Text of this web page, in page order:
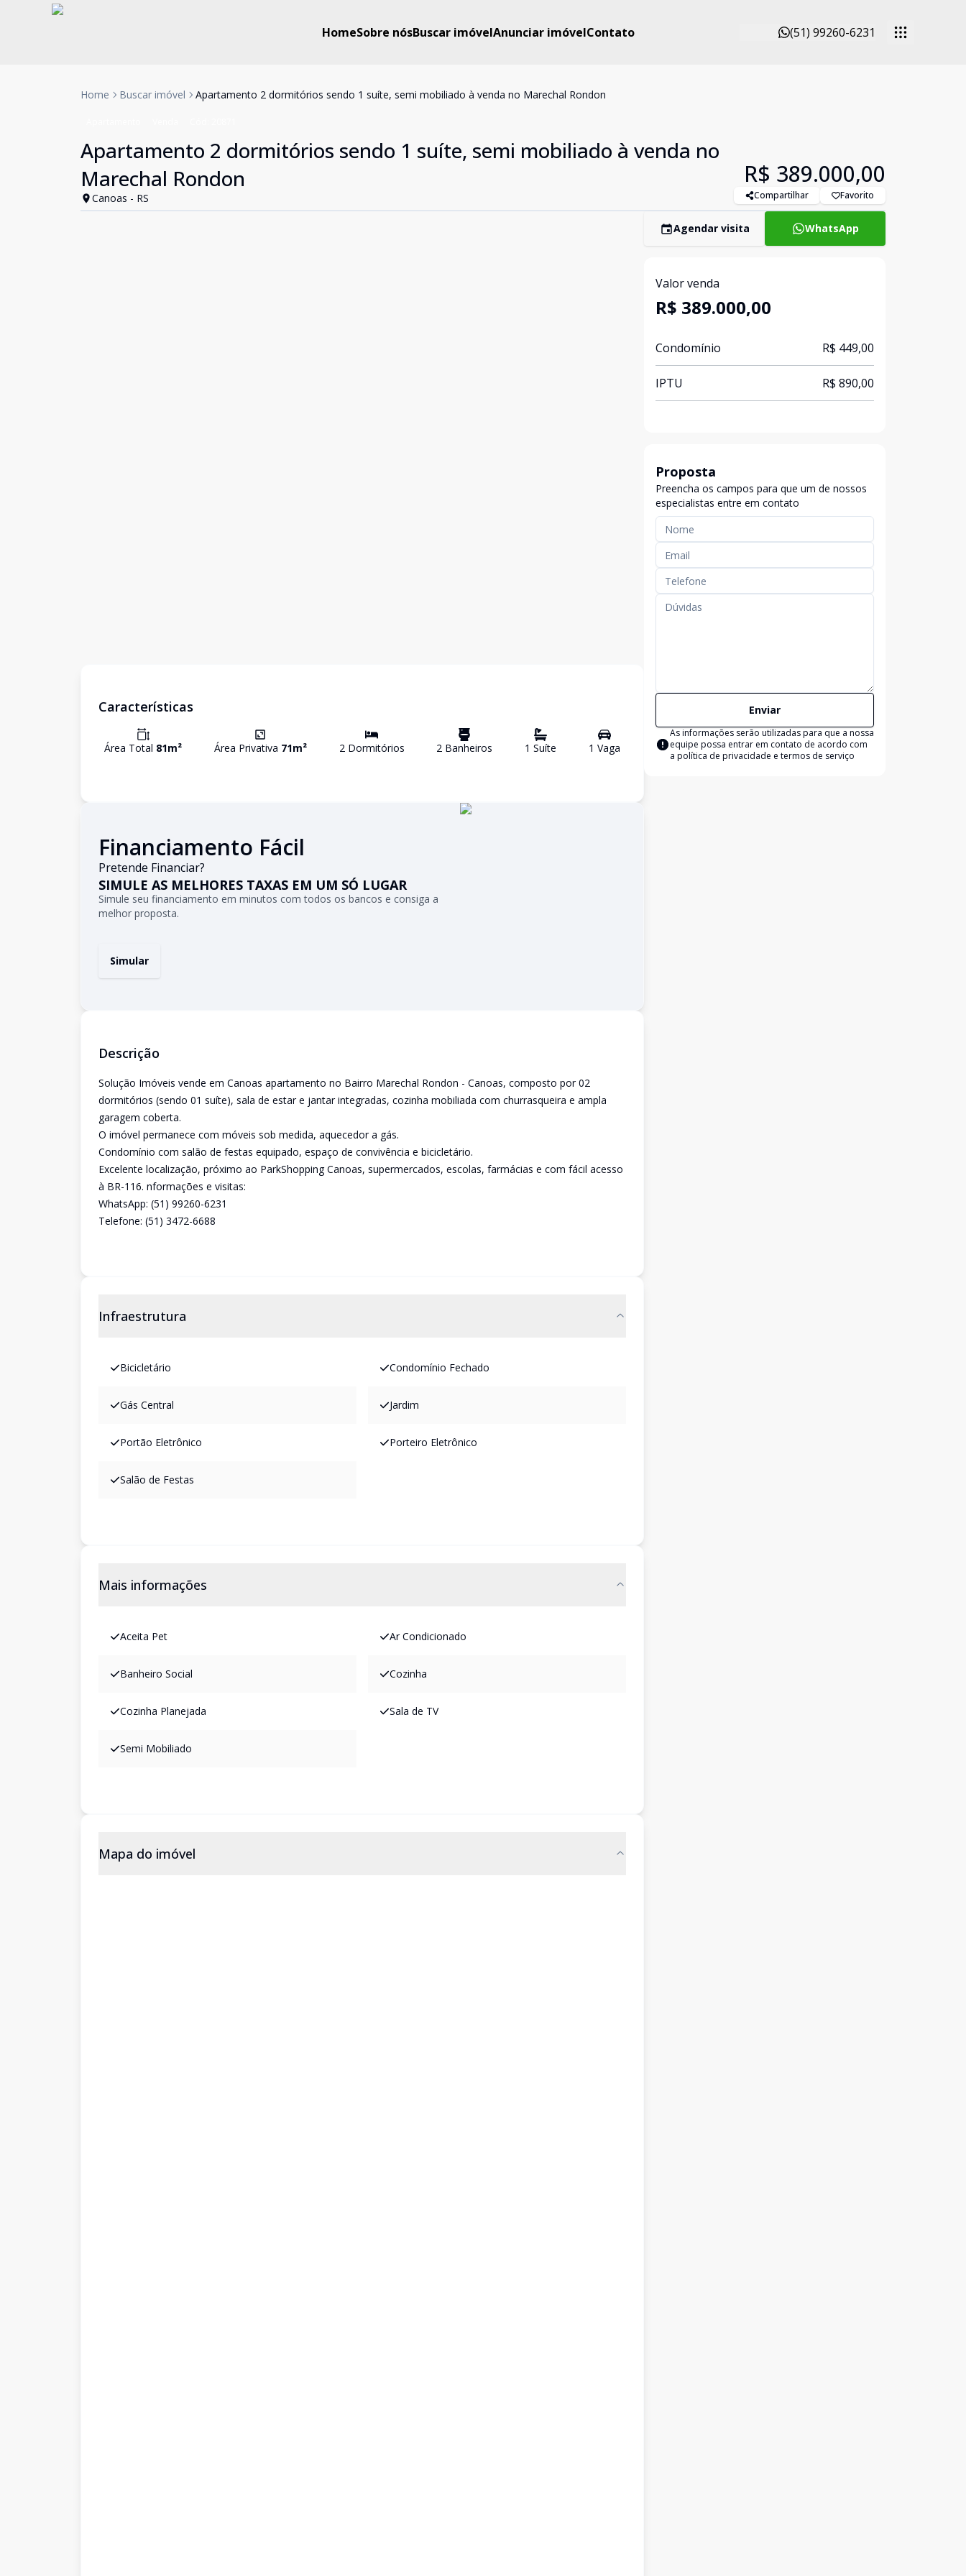
HomeSobre nósBuscar imóvelAnunciar imóvelContato (51) 99260-6231
Home Buscar imóvel Apartamento 2 dormitórios sendo 1 suíte, semi mobiliado à venda no Marechal Rondon
Apartamento 2 dormitórios sendo 1 suíte, semi mobiliado à venda no
Marechal Rondon
Canoas - RS
R$ 389.000,00
Compartilhar Favorito
Características
Área Total 81m² Área Privativa 71m² 2Dormitórios 2 Banheiros 1 Suíte 1 Vaga
Financiamento Fácil
Pretende Financiar?
SIMULE AS MELHORES TAXAS EM UM SÓ LUGAR
Simule seu financiamento em minutos com todos os bancos e consiga a
melhor proposta.
Simular
Descrição
Solução Imóveis vende em Canoas apartamento no Bairro Marechal Rondon - Canoas, composto por 02
dormitórios (sendo 01 suíte), sala de estar e jantar integradas, cozinha mobiliada com churrasqueira e ampla
garagem coberta.
O imóvel permanece com móveis sob medida, aquecedor a gás.
Condomínio com salão de festas equipado, espaço de convivência e bicicletário.
Excelente localização, próximo ao ParkShopping Canoas, supermercados, escolas, farmácias e com fácil acesso
à BR-116. nformações e visitas:
WhatsApp: (51) 99260-6231
Telefone: (51) 3472-6688
Infraestrutura
Bicicletário Condomínio Fechado
Gás Central Jardim
Portão Eletrônico Porteiro Eletrônico
Salão de Festas
Mais informações
Aceita Pet Ar Condicionado
Banheiro Social Cozinha
Cozinha Planejada Sala de TV
Semi Mobiliado
Mapa do imóvel
Agendar visita WhatsApp
Valor venda
R$ 389.000,00
Condomínio R$ 449,00
IPTU R$ 890,00
Proposta
Preencha os campos para que um de nossos
especialistas entre em contato
Enviar
As informações serão utilizadas para que a nossa
equipe possa entrar em contato de acordo com
a política de privacidade e termos de serviço